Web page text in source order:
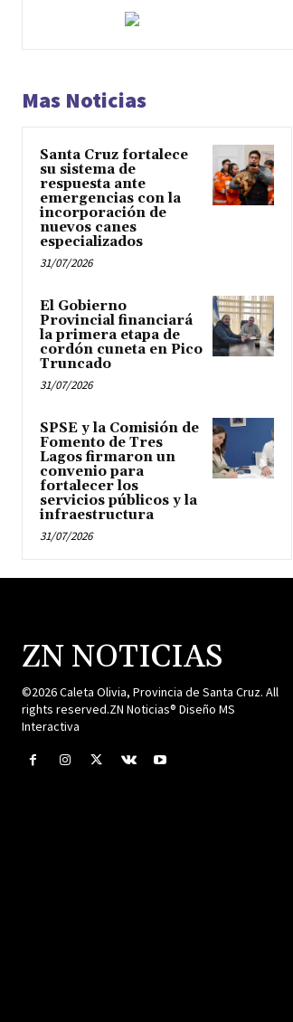
Mas Noticias
Santa Cruz fortalece
su sistema de
respuesta ante
emergencias con la
incorporación de
nuevos canes
especializados
31/07/2026
El Gobierno
Provincial financiará
la primera etapa de
cordón cuneta en Pico
Truncado
31/07/2026
SPSE y la Comisión de
Fomento de Tres
Lagos firmaron un
convenio para
fortalecer los
servicios públicos y la
infraestructura
31/07/2026
ZN NOTICIAS
©2026 Caleta Olivia, Provincia de Santa Cruz. All
rights reserved.ZN Noticias® Diseño MS
Interactiva